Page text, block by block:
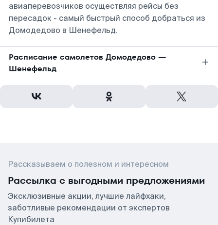
авиаперевозчиков осуществляя рейсы без
пересадок - самый быстрый способ добраться из
Домодедово в Шенефельд.
Расписание самолетов Домодедово —
Шенефельд
Рассказываем о полезном и интересном
Рассылка с выгодными предложениями
Эксклюзивные акции, лучшие лайфхаки,
заботливые рекомендации от экспертов
Купибилета